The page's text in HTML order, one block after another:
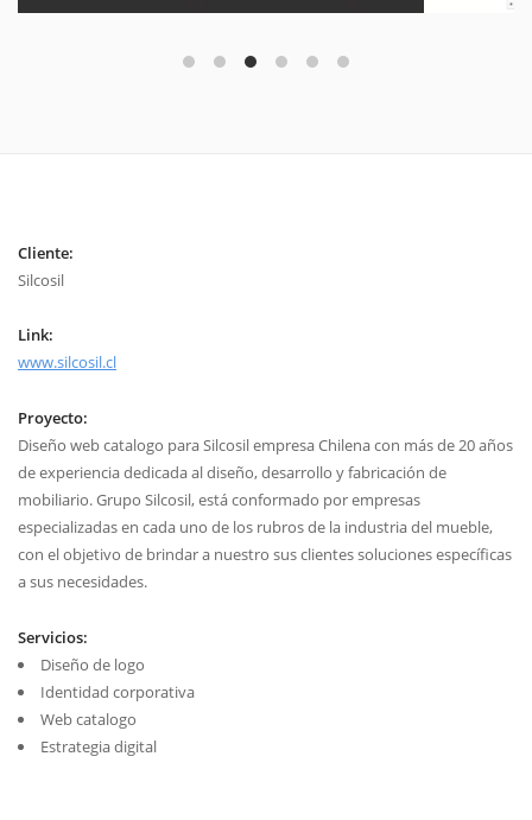
Cliente:
Silcosil
Link:
www.silcosil.cl
Proyecto:
Diseño web catalogo para Silcosil empresa Chilena con más de 20 años
de experiencia dedicada al diseño, desarrollo y fabricación de
mobiliario. Grupo Silcosil, está conformado por empresas
especializadas en cada uno de los rubros de la industria del mueble,
con el objetivo de brindar a nuestro sus clientes soluciones específicas
a sus necesidades.
Servicios:
Diseño de logo
Identidad corporativa
Web catalogo
Estrategia digital